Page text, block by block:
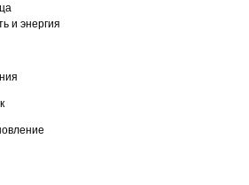
и энергия